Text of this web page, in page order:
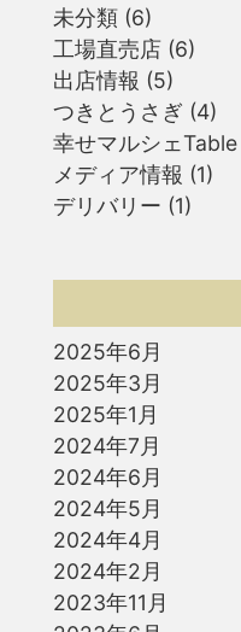
未分類 (6)
工場直売店 (6)
出店情報 (5)
つきとうさぎ (4)
幸せマルシェTable
メディア情報 (1)
デリバリー (1)
2025年6月
2025年3月
2025年1月
2024年7月
2024年6月
2024年5月
2024年4月
2024年2月
2023年11月